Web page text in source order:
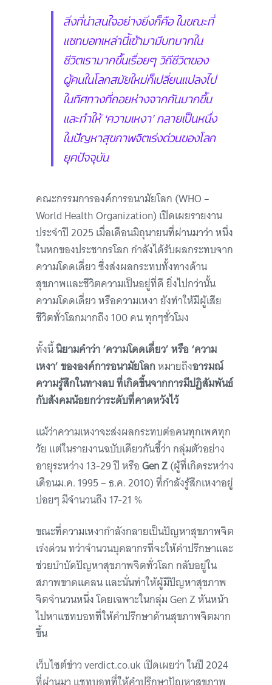
สิ่งที่น่าสนใจอย่างยิ่งก็คือ ในขณะที่
แชทบอทเหล่านี้เข้ามามีบทบาทใน
ชีวิตเรามากขึ้นเรื่อยๆ วิถีชีวิตของ
ผู้คนในโลกสมัยใหม่ก็เปลี่ยนแปลงไป
ในทิศทางที่ถอยห่างจากกันมากขึ้น
และทำให้ ‘ความเหงา’ กลายเป็นหนึ่ง
ในปัญหาสุขภาพจิตเร่งด่วนของโลก
ยุคปัจจุบัน
คณะกรรมการองค์การอนามัยโลก (WHO –
World Health Organization) เปิดเผยรายงาน
ประจำปี 2025 เมื่อเดือนมิถุนายนที่ผ่านมาว่า หนึ่ง
ในหกของประชากรโลก กำลังได้รับผลกระทบจาก
ความโดดเดี่ยว ซึ่งส่งผลกระทบทั้งทางด้าน
สุขภาพและชีวิตความเป็นอยู่ที่ดี ยิ่งไปกว่านั้น
ความโดดเดี่ยว หรือความเหงา ยังทำให้มีผู้เสีย
ชีวิตทั่วโลกมากถึง 100 คน ทุกๆชั่วโมง
ทั้งนี้นิยามคำว่า ‘ความโดดเดี่ยว’ หรือ ‘ความ
เหงา’ ขององค์การอนามัยโลกหมายถึงอารมณ์
ความรู้สึกในทางลบ ที่เกิดขึ้นจากการมีปฏิสัมพันธ์
กับสังคมน้อยกว่าระดับที่คาดหวังไว้
แม้ว่าความเหงาจะส่งผลกระทบต่อคนทุกเพศทุก
วัย แต่ในรายงานฉบับเดียวกันชี้ว่า กลุ่มตัวอย่าง
อายุระหว่าง 13-29 ปี หรือGen Z(ผู้ที่เกิดระหว่าง
เดือนม.ค. 1995 – ธ.ค. 2010) ที่กำลังรู้สึกเหงาอยู่
บ่อยๆ มีจำนวนถึง 17-21 %
ขณะที่ความเหงากำลังกลายเป็นปัญหาสุขภาพจิต
เร่งด่วน ทว่าจำนวนบุคลากรที่จะให้คำปรึกษาและ
ช่วยบำบัดปัญหาสุขภาพจิตทั่วโลก กลับอยู่ใน
สภาพขาดแคลน และนั่นทำให้ผู้มีปัญหาสุขภาพ
จิตจำนวนหนึ่ง โดยเฉพาะในกลุ่ม Gen Z หันหน้า
ไปหาแชทบอทที่ให้คำปรึกษาด้านสุขภาพจิตมาก
ขึ้น
เว็บไซต์ข่าว verdict.co.uk เปิดเผยว่า ในปี 2024